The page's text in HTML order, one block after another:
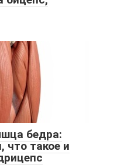
бедра:
что такое и